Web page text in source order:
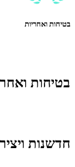
בטיחות ואחריות
בטיחות
חדשנות